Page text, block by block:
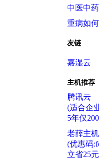
中医中
重病如
友链
嘉湿云
主机推荐
腾讯云
(适合企
5年仅
老薛主机
(优惠码
立省25